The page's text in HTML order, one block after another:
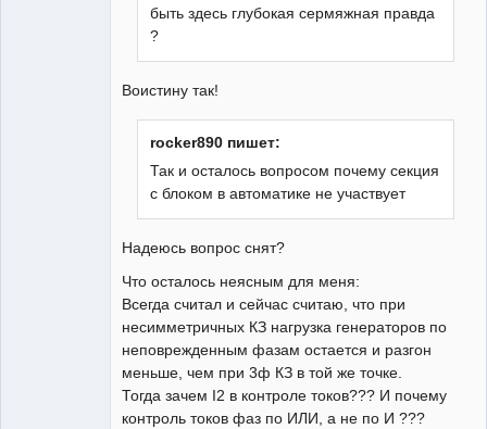
быть здесь глубокая сермяжная правда
?
Воистину так!
rocker890 пишет:
Так и осталось вопросом почему секция
с блоком в автоматике не участвует
Надеюсь вопрос снят?
Что осталось неясным для меня:
Всегда считал и сейчас считаю, что при
несимметричных КЗ нагрузка генераторов по
неповрежденным фазам остается и разгон
меньше, чем при 3ф КЗ в той же точке.
Тогда зачем I2 в контроле токов??? И почему
контроль токов фаз по ИЛИ, а не по И ???